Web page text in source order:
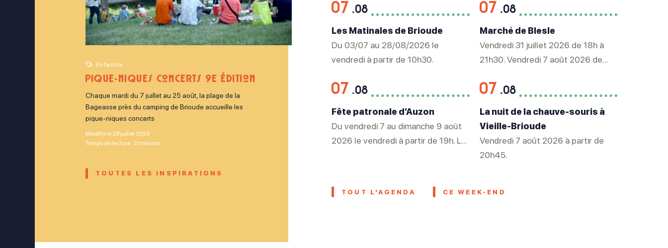
En famille
Pique-niques concerts 9e édition
Chaque mardi du 7 juillet au 25 août, la plage de la
Bageasse près du camping de Brioude accueille les
pique-niques concerts
Modifié le 28 juillet 2026
Temps de lecture : 2 minutes
TOUTES LES INSPIRATIONS
07 .08
Les Matinales de Brioude
Du 03/07 au 28/08/2026 le
vendredi à partir de 10h30.
07 .08
Marché de Blesle
Vendredi 31 juillet 2026 de 18h à
21h30. Vendredi 7 août 2026 de
2026 de 18h à 21h30. Vendredi 21
Vendredi 28 août 2026 de 18h à
21h30.
07 .08
Fête patronale d’Auzon
Du vendredi 7 au dimanche 9 août
2026 le vendredi à partir de 19h. Le
07 .08
La nuit de la chauve-souris à
Vieille-Brioude
Vendredi 7 août 2026 à partir de
20h45.
TOUT L'AGENDA CE WEEK-END